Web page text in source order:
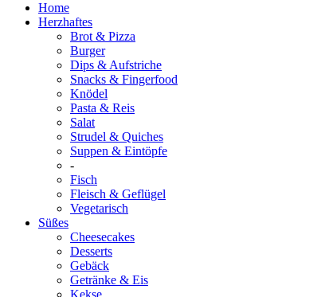
Home
Herzhaftes
Brot & Pizza
Burger
Dips & Aufstriche
Snacks & Fingerfood
Knödel
Pasta & Reis
Salat
Strudel & Quiches
Suppen & Eintöpfe
-
Fisch
Fleisch & Geflügel
Vegetarisch
Süßes
Cheesecakes
Desserts
Gebäck
Getränke & Eis
Kekse